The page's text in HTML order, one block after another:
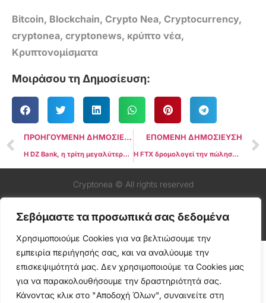
Σεβόμαστε τα προσωπικά σας δεδομένα
Χρησιμοποιούμε Cookies για να βελτιώσουμε την
εμπειρία περιήγησής σας, και να αναλύουμε την
επισκεψιμότητά μας. Δεν χρησιμοποιούμε τα Cookies μας
για να παρακολουθήσουμε την δραστηριότητά σας.
Κάνοντας κλικ στο "Αποδοχή Όλων", συναινείτε στη
Bitcoin, Blockchain, Crypto Nea, Cryptocurrency,
cryptonea, cryptonews, κρύπτο νέα,
Κρυπτονομίσματα
Μοιράσου τη Δημοσίευση:
ΠΡΟΗΓΟΥΜΕΝΗ ΔΗΜΟΣΙΕΥΣΗ
Η DZ Bank, η τρίτη μεγαλύτερη γερμανική τράπεζα, θα ξεκινήσει Crypto Custody για θεσμικούς επενδυτές
ΕΠΟΜΕΝΗ ΔΗΜΟΣΙΕΥΣΗ
Η FTX δρομολογεί την πώληση των περιουσιακών στοιχείων της Grayscale και της Bitwise, συνολικού ύψους 744 εκατομμυρίων δολαρίων
Cryptonea © All rights reserved